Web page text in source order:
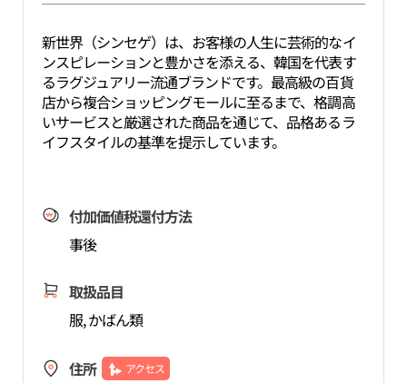
新世界（シンセゲ）は、お客様の人生に芸術的なイ
ンスピレーションと豊かさを添える、韓国を代表す
るラグジュアリー流通ブランドです。最高級の百貨
店から複合ショッピングモールに至るまで、格調高
いサービスと厳選された商品を通じて、品格あるラ
イフスタイルの基準を提示しています。
付加価値税還付方法
事後
取扱品目
服, かばん類
住所 アクセス